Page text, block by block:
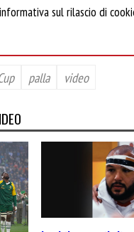
sul rilascio di
palla video